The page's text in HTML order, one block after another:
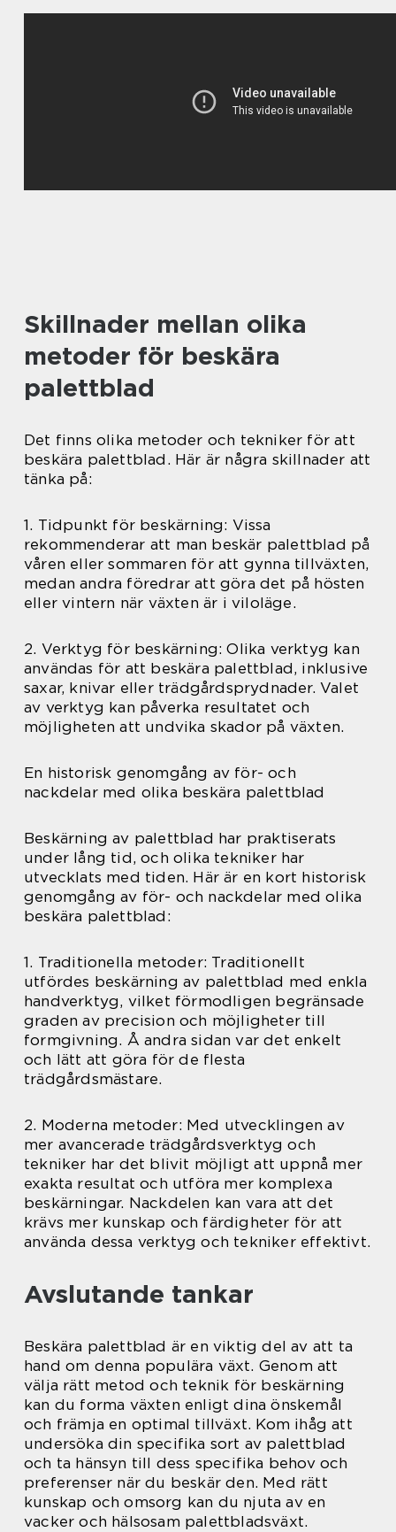
Skillnader mellan olika
metoder för beskära
palettblad
Det finns olika metoder och tekniker för att
beskära palettblad. Här är några skillnader att
tänka på:
1. Tidpunkt för beskärning: Vissa
rekommenderar att man beskär palettblad på
våren eller sommaren för att gynna tillväxten,
medan andra föredrar att göra det på hösten
eller vintern när växten är i viloläge.
2. Verktyg för beskärning: Olika verktyg kan
användas för att beskära palettblad, inklusive
saxar, knivar eller trädgårdsprydnader. Valet
av verktyg kan påverka resultatet och
möjligheten att undvika skador på växten.
En historisk genomgång av för- och
nackdelar med olika beskära palettblad
Beskärning av palettblad har praktiserats
under lång tid, och olika tekniker har
utvecklats med tiden. Här är en kort historisk
genomgång av för- och nackdelar med olika
beskära palettblad:
1. Traditionella metoder: Traditionellt
utfördes beskärning av palettblad med enkla
handverktyg, vilket förmodligen begränsade
graden av precision och möjligheter till
formgivning. Å andra sidan var det enkelt
och lätt att göra för de flesta
trädgårdsmästare.
2. Moderna metoder: Med utvecklingen av
mer avancerade trädgårdsverktyg och
tekniker har det blivit möjligt att uppnå mer
exakta resultat och utföra mer komplexa
beskärningar. Nackdelen kan vara att det
krävs mer kunskap och färdigheter för att
använda dessa verktyg och tekniker effektivt.
Avslutande tankar
Beskära palettblad är en viktig del av att ta
hand om denna populära växt. Genom att
välja rätt metod och teknik för beskärning
kan du forma växten enligt dina önskemål
och främja en optimal tillväxt. Kom ihåg att
undersöka din specifika sort av palettblad
och ta hänsyn till dess specifika behov och
preferenser när du beskär den. Med rätt
kunskap och omsorg kan du njuta av en
vacker och hälsosam palettbladsväxt.